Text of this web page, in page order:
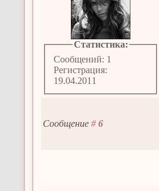
Статистика:
Сообщений: 1
Регистрация:
19.04.2011
Сообщение#6